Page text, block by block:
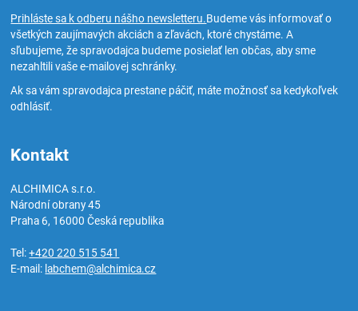
Prihláste sa k odberu nášho newsletteru.Budeme vás informovať o
všetkých zaujímavých akciách a zľavách, ktoré chystáme. A
sľubujeme, že spravodajca budeme posielať len občas, aby sme
nezahltili vaše e-mailovej schránky.
Ak sa vám spravodajca prestane páčiť, máte možnosť sa kedykoľvek
odhlásiť.
Kontakt
ALCHIMICA s.r.o.
Národní obrany 45
Praha 6, 16000Česká republika
Tel:+420 220 515 541
E-mail: labchem@alchimica.cz